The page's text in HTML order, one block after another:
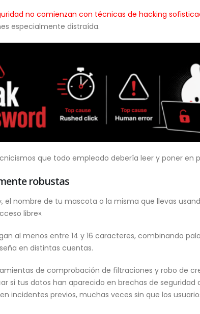
no comienzan con técnicas de hacking
especialmente distraída.
que todo empleado debería leer y poner en
robustas
el nombre de tu mascota o la misma que llevas
libre».
al menos entre 14 y 16 caracteres, combinando
en distintas cuentas.
de comprobación de filtraciones y robo de
si tus datos han aparecido en brechas de seguridad
incidentes previos, muchas veces sin que los